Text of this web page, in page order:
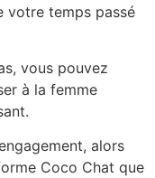
votre temps passé
vous pouvez
à la femme
alors
Coco Chat que